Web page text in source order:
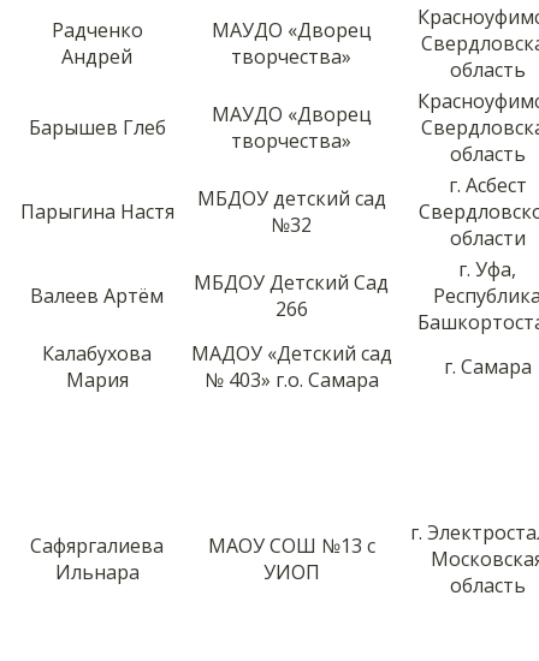
Радченко
Андрей
МАУДО «Дворец
творчества»
область
Барышев Глеб
МАУДО «Дворец
творчества»
область
Парыгина Настя
МБДОУ детский сад
№32
г. Асбест
области
Валеев Артём
МБДОУ Детский Сад
266
г. Уфа,
Калабухова
Мария
МАДОУ «Детский сад
№ 403» г.о. Самара
г. Самара
Сафяргалиева
Ильнара
МАОУ СОШ №13 с
УИОП
г.
область